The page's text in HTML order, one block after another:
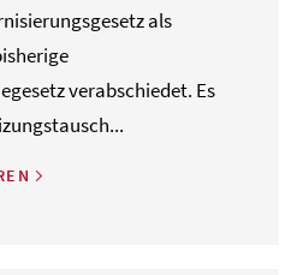
als
verabschiedet. Es